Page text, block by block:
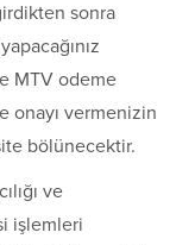
sonra
MTV odeme
onayı vermenizin
bölünecektir.
ve
işlemleri